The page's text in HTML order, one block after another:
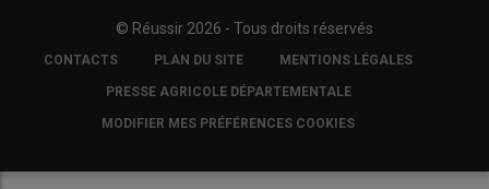
© Réussir 2026 - Tous droits réservés
FOOTER
COPYRIGHT
CONTACTS PLAN DU SITE MENTIONS LÉGALES
PRESSE AGRICOLE DÉPARTEMENTALE
MODIFIER MES PRÉFÉRENCES COOKIES